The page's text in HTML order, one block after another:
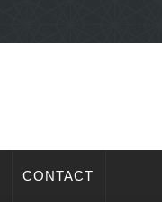
CONTACT